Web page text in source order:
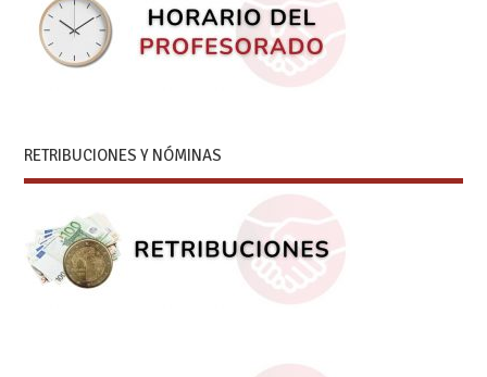
RETRIBUCIONES Y NÓMINAS